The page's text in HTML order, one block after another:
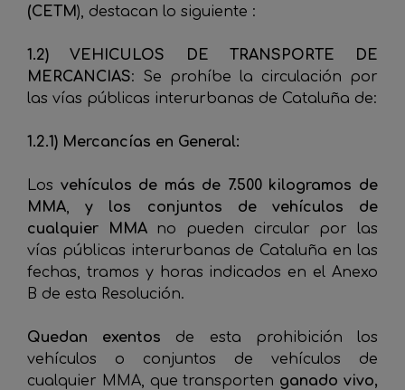
(CETM), destacan lo siguiente :
1.2) VEHICULOS DE TRANSPORTE DE
MERCANCIAS: Se prohíbe la circulación por
las vías públicas interurbanas de Cataluña de:
1.2.1) Mercancías en General:
Los vehículos de más de 7.500 kilogramos de
MMA,y los conjuntos de vehículos de
cualquier MMA no pueden circular por las
vías públicas interurbanas de Cataluña en las
fechas, tramos y horas indicados en el Anexo
B de esta Resolución.
Quedan exentos de esta prohibición los
vehículos o conjuntos de vehículos de
cualquier MMA, que transporten ganado vivo,